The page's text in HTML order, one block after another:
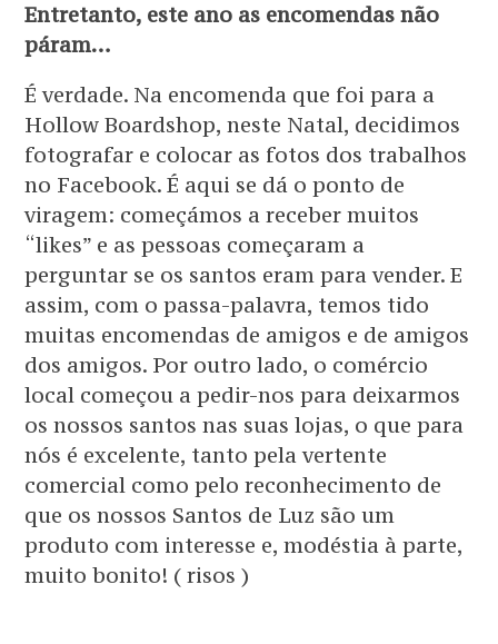
Entretanto, este ano as encomendas não
páram…
É verdade. Na encomenda que foi para a
Hollow Boardshop, neste Natal, decidimos
fotografar e colocar as fotos dos trabalhos
no Facebook. É aqui se dá o ponto de
viragem: começámos a receber muitos
“likes” e as pessoas começaram a
perguntar se os santos eram para vender. E
assim, com o passa-palavra, temos tido
muitas encomendas de amigos e de amigos
dos amigos. Por outro lado, o comércio
local começou a pedir-nos para deixarmos
os nossos santos nas suas lojas, o que para
nós é excelente, tanto pela vertente
comercial como pelo reconhecimento de
que os nossos Santos de Luz são um
produto com interesse e, modéstia à parte,
muito bonito! ( risos )